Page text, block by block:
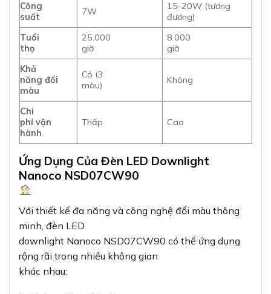
Công
suất
7W
15-20W (tương
đương)
Tuổi
thọ
25.000
giờ
8.000
giờ
Khả
năng đổi
màu
Có (3
màu)
Không
Chi
phí vận
hành
Thấp Cao
Ứng Dụng Của Đèn LED Downlight
Nanoco NSD07CW90
Với thiết kế đa năng và công nghệ đổi màu thông
minh, đèn LED
downlight Nanoco NSD07CW90 có thể ứng dụng
rộng rãi trong nhiều không gian
khác nhau: